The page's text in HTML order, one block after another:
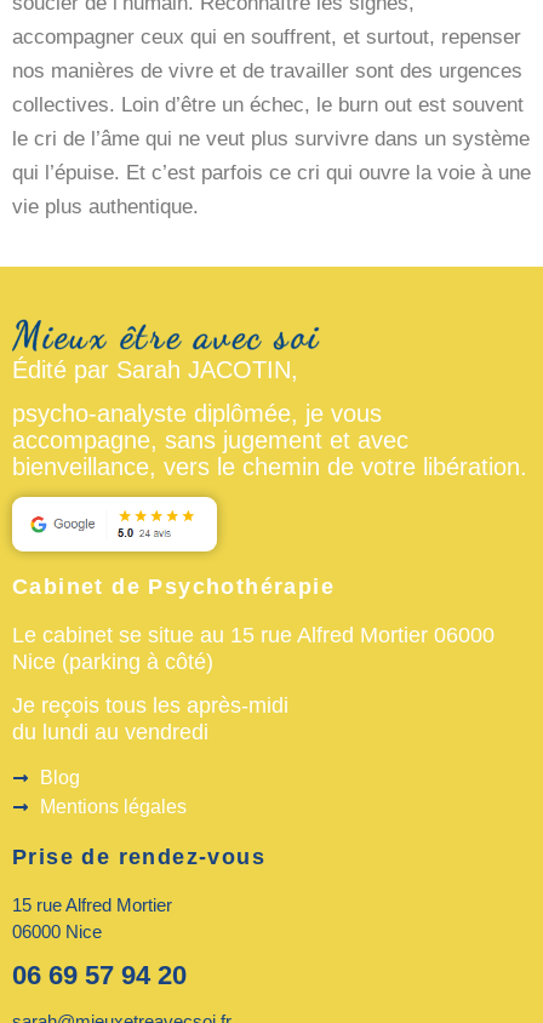
accompagner ceux qui en souffrent, et surtout, repenser
nos manières de vivre et de travailler sont des urgences
collectives. Loin d’être un échec, le burn out est souvent
le cri de l’âme qui ne veut plus survivre dans un système
qui l’épuise. Et c’est parfois ce cri qui ouvre la voie à une
vie plus authentique.
Édité par Sarah JACOTIN,
psycho-analyste diplômée, je vous
accompagne, sans jugement et avec
bienveillance, vers le chemin de votre libération.
Cabinet de Psychothérapie
Le cabinet se situe au 15 rue Alfred Mortier 06000
Nice (parking à côté)
Je reçois tous les après-midi
du lundi au vendredi
Blog
Mentions légales
Prise de rendez-vous
15 rue Alfred Mortier
06000 Nice
06 69 57 94 20